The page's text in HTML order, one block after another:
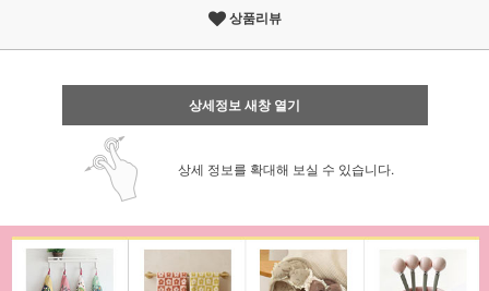
상품리뷰
상세정보 새창 열기
상세 정보를 확대해 보실 수 있습니다.